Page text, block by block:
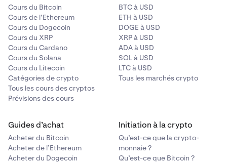
Cours du Bitcoin
Cours de l’Ethereum
Cours du Dogecoin
Cours du XRP
Cours du Cardano
Cours du Solana
Cours du Litecoin
Catégories de crypto
Tous les cours des cryptos
Prévisions des cours
BTC à USD
ETH à USD
DOGE à USD
XRP à USD
ADA à USD
SOL à USD
LTC à USD
Tous les marchés crypto
Guides d’achat
Acheter du Bitcoin
Acheter de l’Ethereum
Acheter du Dogecoin
Initiation à la crypto
Qu’est-ce que la crypto-
monnaie ?
Qu’est-ce que Bitcoin ?